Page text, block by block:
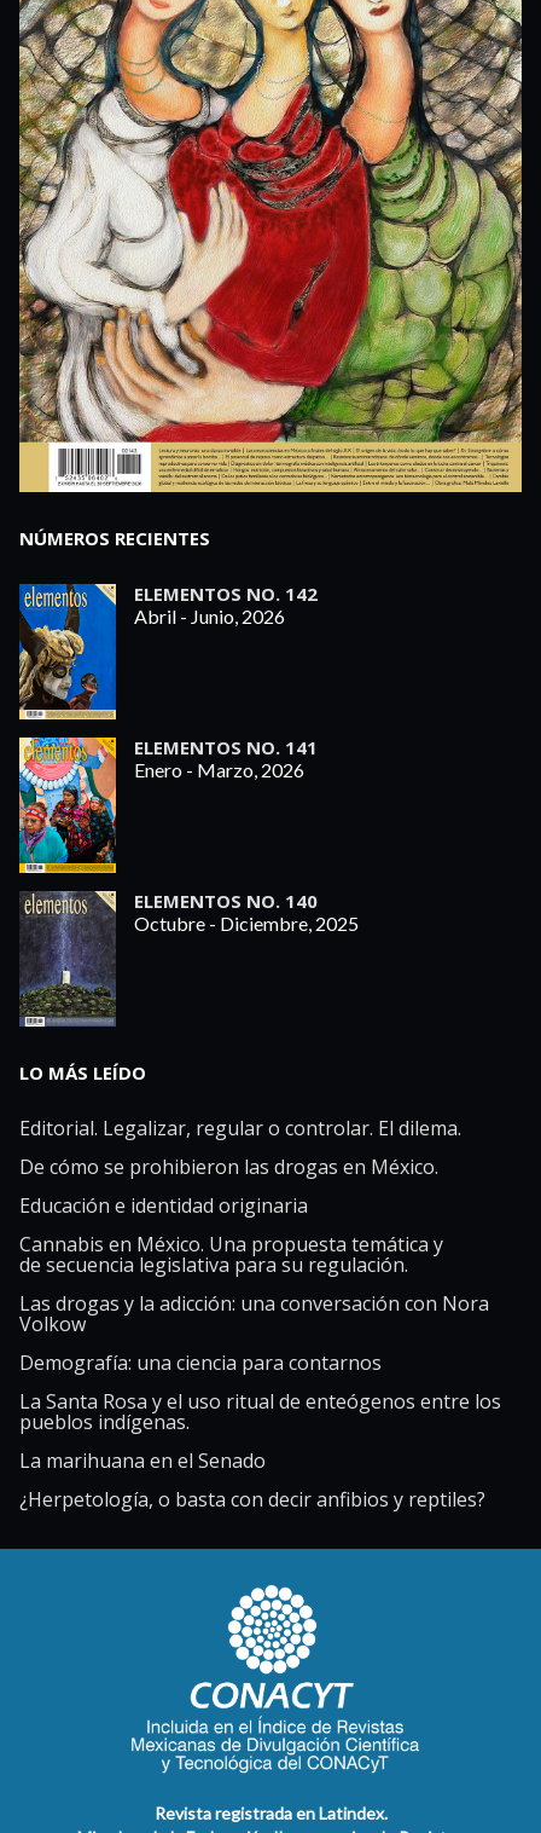
NÚMEROS RECIENTES
ELEMENTOS NO. 142
Abril - Junio, 2026
ELEMENTOS NO. 141
Enero - Marzo, 2026
ELEMENTOS NO. 140
Octubre - Diciembre, 2025
LO MÁS LEÍDO
Editorial. Legalizar, regular o controlar. El dilema.
De cómo se prohibieron las drogas en México.
Educación e identidad originaria
Cannabis en México. Una propuesta temática y
de secuencia legislativa para su regulación.
Las drogas y la adicción: una conversación con Nora
Volkow
Demografía: una ciencia para contarnos
La Santa Rosa y el uso ritual de enteógenos entre los
pueblos indígenas.
La marihuana en el Senado
¿Herpetología, o basta con decir anfibios y reptiles?
Revista registrada en Latindex.